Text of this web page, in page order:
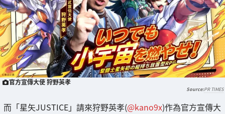
官方宣傳大使 狩野英孝
PR TIMES
而「星矢JUSTICE」請來狩野英孝(@kano9x)作為官方宣傳大